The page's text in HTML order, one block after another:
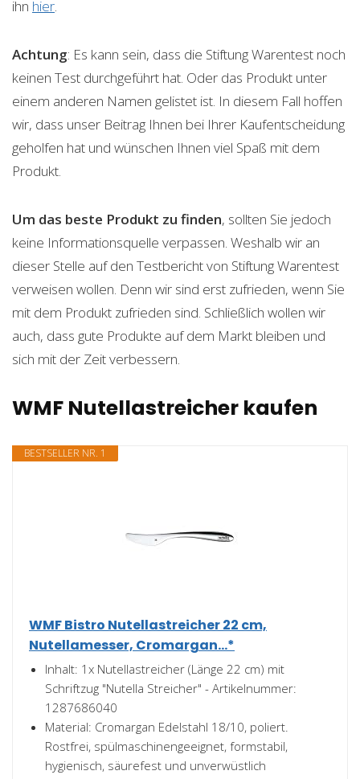
ihn hier.
Achtung: Es kann sein, dass die Stiftung Warentest noch
keinen Test durchgeführt hat. Oder das Produkt unter
einem anderen Namen gelistet ist. In diesem Fall hoffen
wir, dass unser Beitrag Ihnen bei Ihrer Kaufentscheidung
geholfen hat und wünschen Ihnen viel Spaß mit dem
Produkt.
Um das beste Produkt zu finden, sollten Sie jedoch
keine Informationsquelle verpassen. Weshalb wir an
dieser Stelle auf den Testbericht von Stiftung Warentest
verweisen wollen. Denn wir sind erst zufrieden, wenn Sie
mit dem Produkt zufrieden sind. Schließlich wollen wir
auch, dass gute Produkte auf dem Markt bleiben und
sich mit der Zeit verbessern.
WMF Nutellastreicher kaufen
BESTSELLER NR. 1
WMF Bistro Nutellastreicher 22 cm,
Nutellamesser, Cromargan...*
Inhalt: 1x Nutellastreicher (Länge 22 cm) mit
Schriftzug "Nutella Streicher" - Artikelnummer:
1287686040
Material: Cromargan Edelstahl 18/10, poliert.
Rostfrei, spülmaschinengeeignet, formstabil,
hygienisch, säurefest und unverwüstlich